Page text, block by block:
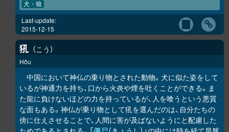
犬・狼
Last-update:
2015-12-15
犼 こう
Hŏu
中国において神仏の乗り物とされた動物。犬に似た姿をして
いるが神通力を持ち、口から火炎や煙を吐くことができる。ま
た龍に負けないほどの力を持っているが、人を喰うという悪質
な面もある。神仏が乗り物として犼を選んだのは、自分たちの
傍に仕えさせることで、人間に害が及ばないようにと配慮した